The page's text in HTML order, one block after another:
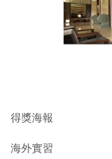
得獎海報
海外實習